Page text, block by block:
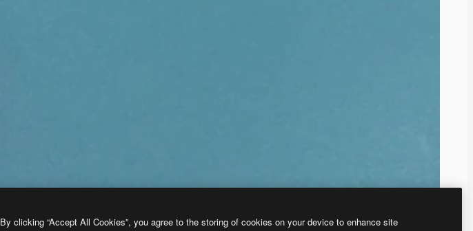
By clicking “Accept All Cookies”, you agree to the storing of cookies on your device to enhance site